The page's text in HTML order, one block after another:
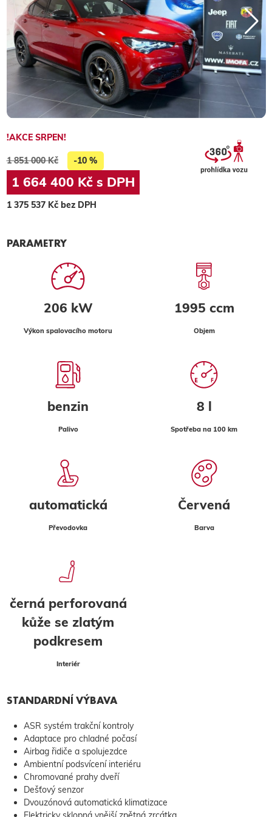
!AKCE SRPEN!
1 851 000 Kč -10 %
1 664 400 Kč s DPH
1 375 537 Kč bez DPH
PARAMETRY
206 kW
Výkon spalovacího motoru
1995 ccm
Objem
benzin
Palivo
8 l
Spotřeba na 100 km
automatická
Převodovka
Červená
Barva
černá perforovaná
kůže se zlatým
podkresem
Interiér
STANDARDNÍ VÝBAVA
ASR systém trakční kontroly
Adaptace pro chladné počasí
Airbag řidiče a spolujezdce
Ambientní podsvícení interiéru
Chromované prahy dveří
Dešťový senzor
Dvouzónová automatická klimatizace